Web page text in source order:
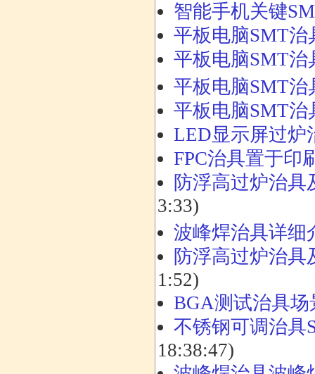
智能手机关键
平板电脑SMT
平板电脑SMT治
平板电脑SMT治
平板电脑SMT治
LED显示屏过炉
FPC治具置于印
防浮高过炉治具
3:33)
波峰焊治具详细
防浮高过炉治具
1:52)
BGA测试治具
不锈钢可调治具
18:38:47)